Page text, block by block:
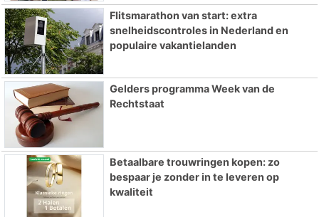
Flitsmarathon van start: extra
snelheidscontroles in Nederland en
populaire vakantielanden
Gelders programma Week van de
Rechtstaat
Betaalbare trouwringen kopen: zo
bespaar je zonder in te leveren op
kwaliteit